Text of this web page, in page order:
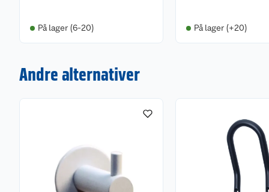
På lager (6-20) På lager (+20)
Andre alternativer